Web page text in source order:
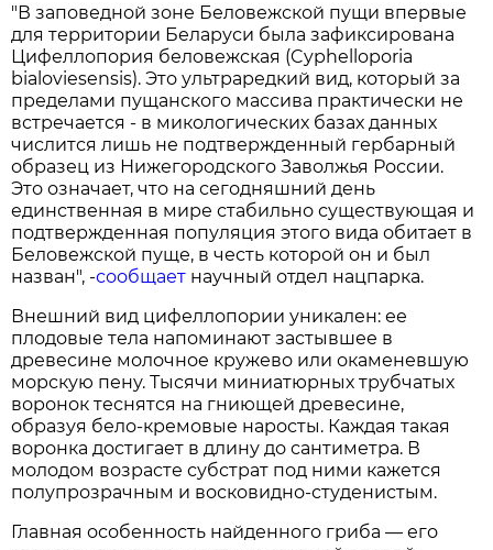
"В заповедной зоне Беловежской пущи впервые
для территории Беларуси была зафиксирована
Цифеллопория беловежская (Cyphelloporia
bialoviesensis). Это ультраредкий вид, который за
пределами пущанского массива практически не
встречается - в микологических базах данных
числится лишь не подтвержденный гербарный
образец из Нижегородского Заволжья России.
Это означает, что на сегодняшний день
единственная в мире стабильно существующая и
подтвержденная популяция этого вида обитает в
Беловежской пуще, в честь которой он и был
назван", -сообщает научный отдел нацпарка.
Внешний вид цифеллопории уникален: ее
плодовые тела напоминают застывшее в
древесине молочное кружево или окаменевшую
морскую пену. Тысячи миниатюрных трубчатых
воронок теснятся на гниющей древесине,
образуя бело-кремовые наросты. Каждая такая
воронка достигает в длину до сантиметра. В
молодом возрасте субстрат под ними кажется
полупрозрачным и восковидно-студенистым.
Главная особенность найденного гриба — его